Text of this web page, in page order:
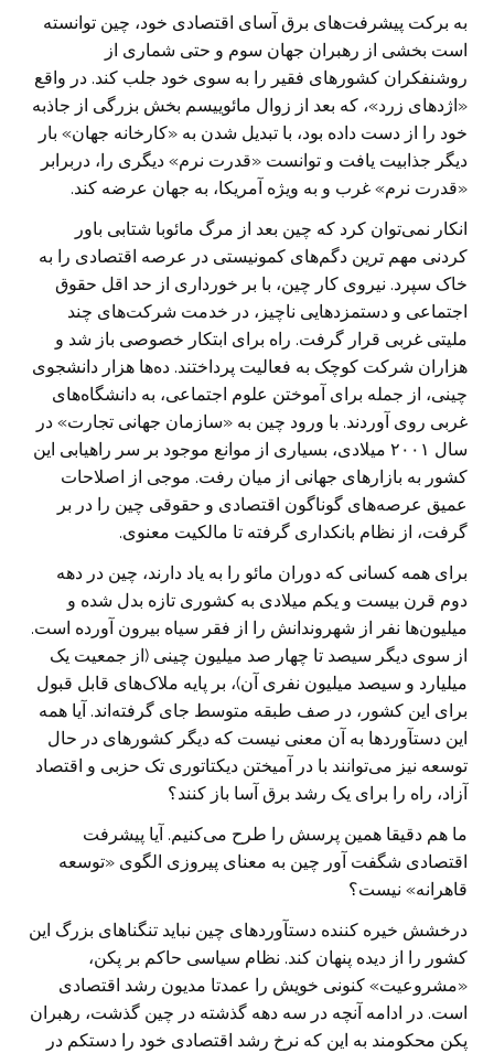
به برکت پیشرفت‌های برق آسای اقتصادی خود، چین توانسته
است بخشی از رهبران جهان سوم و حتی شماری از
روشنفکران کشور‌های فقیر را به سوی خود جلب کند. در واقع
«اژدهای زرد»، که بعد از زوال مائوییسم بخش بزرگی از جاذبه
خود را از دست داده بود، با تبدیل شدن به «کارخانه جهان» بار
دیگر جذابیت یافت و توانست «قدرت نرم» دیگری را، دربرابر
«قدرت نرم» غرب و به ویژه آمریکا، به جهان عرضه کند.
انکار نمی‌توان کرد که چین بعد از مرگ مائوبا شتابی باور
کردنی مهم ترین دگم‌های کمونیستی در عرصه اقتصادی را به
خاک سپرد. نیروی کار چین، با بر خورداری از حد اقل حقوق
اجتماعی و دستمزد‌هایی ناچیز، در خدمت شرکت‌های چند
ملیتی غربی قرار گرفت. راه برای ابتکار خصوصی باز شد و
هزاران شرکت کوچک به فعالیت پرداختند. ده‌ها هزار دانشجوی
چینی، از جمله برای آموختن علوم اجتماعی، به دانشگاه‌های
غربی روی آوردند. با ورود چین به «سازمان جهانی تجارت» در
سال ۲۰۰۱ میلادی، بسیاری از موانع موجود بر سر راهیابی این
کشور به بازار‌های جهانی از میان رفت. موجی از اصلاحات
عمیق عرصه‌های گوناگون اقتصادی و حقوقی چین را در بر
گرفت، از نظام بانکداری گرفته تا مالکیت معنوی.
برای همه کسانی که دوران مائو را به یاد دارند، چین در دهه
دوم قرن بیست و یکم میلادی به کشوری تازه بدل شده و
میلیون‌ها نفر از شهروندانش را از فقر سیاه بیرون آورده است.
از سوی دیگر سیصد تا چهار صد میلیون چینی (از جمعیت یک
میلیارد و سیصد میلیون نفری آن)، بر پایه ملاک‌های قابل قبول
برای این کشور، در صف طبقه متوسط جای گرفته‌اند. آیا همه
این دستآورد‌ها به آن معنی نیست که دیگر کشور‌های در حال
توسعه نیز می‌توانند با در آمیختن دیکتاتوری تک حزبی و اقتصاد
آزاد، راه را برای یک رشد برق آسا باز کنند؟
ما هم دقیقا همین پرسش را طرح می‌کنیم. آیا پیشرفت
اقتصادی شگفت آور چین به معنای پیروزی الگوی «توسعه
قاهرانه» نیست؟
درخشش خیره کننده دستآورد‌های چین نباید تنگنا‌های بزرگ این
کشور را از دیده پنهان کند. نظام سیاسی حاکم بر پکن،
«مشروعیت» کنونی خویش را عمدتا مدیون رشد اقتصادی
است. در ادامه آنچه در سه دهه گذشته در چین گذشت، رهبران
پکن محکومند به این که نرخ رشد اقتصادی خود را دستکم در